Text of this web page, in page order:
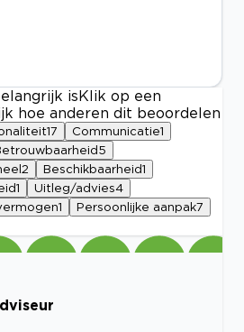
is Klik op een
hoe anderen dit beoordelen
17 Communicatie1
5
2 Beschikbaarheid1
1 Uitleg/advies4
1 Persoonlijke aanpak7